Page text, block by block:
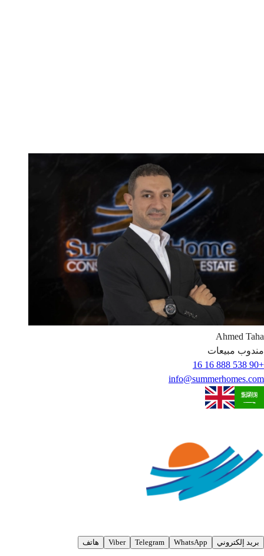
Ahmed Taha
مندوب مبيعات
+90 538 888 16 16
info@summerhomes.com
بريد إلكتروني WhatsApp
Telegram
Viber هاتف